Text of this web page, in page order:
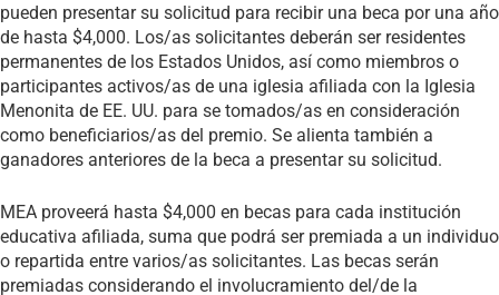
pueden presentar su solicitud para recibir una beca por una año
de hasta $4,000. Los/as solicitantes deberán ser residentes
permanentes de los Estados Unidos, así como miembros o
participantes activos/as de una iglesia afiliada con la Iglesia
Menonita de EE. UU. para se tomados/as en consideración
como beneficiarios/as del premio. Se alienta también a
ganadores anteriores de la beca a presentar su solicitud.
MEA proveerá hasta $4,000 en becas para cada institución
educativa afiliada, suma que podrá ser premiada a un individuo
o repartida entre varios/as solicitantes. Las becas serán
premiadas considerando el involucramiento del/de la